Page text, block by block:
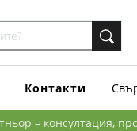
Контакти
– консултация,